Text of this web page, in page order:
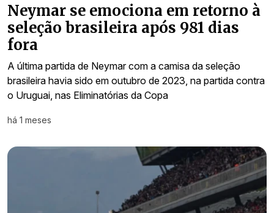
Neymar se emociona em retorno à
seleção brasileira após 981 dias
fora
A última partida de Neymar com a camisa da seleção
brasileira havia sido em outubro de 2023, na partida contra
o Uruguai, nas Eliminatórias da Copa
há 1 meses